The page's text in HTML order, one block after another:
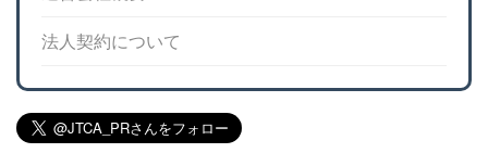
法人契約について